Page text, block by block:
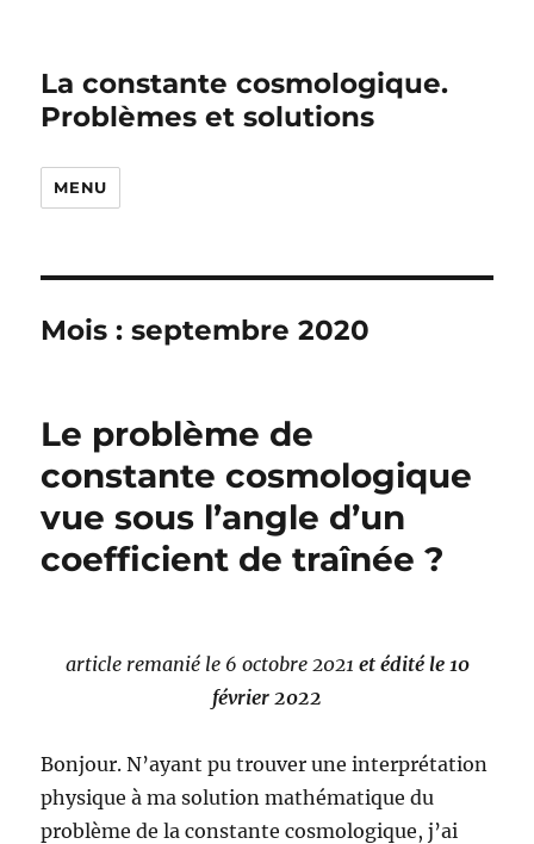
La constante cosmologique.
Problèmes et solutions
MENU
Mois :septembre 2020
Le problème de
constante cosmologique
vue sous l’angle d’un
coefficient de traînée ?
article remanié le 6 octobre 2021 et édité le 10
février 2022
Bonjour. N’ayant pu trouver une interprétation
physique à ma solution mathématique du
problème de la constante cosmologique, j’ai